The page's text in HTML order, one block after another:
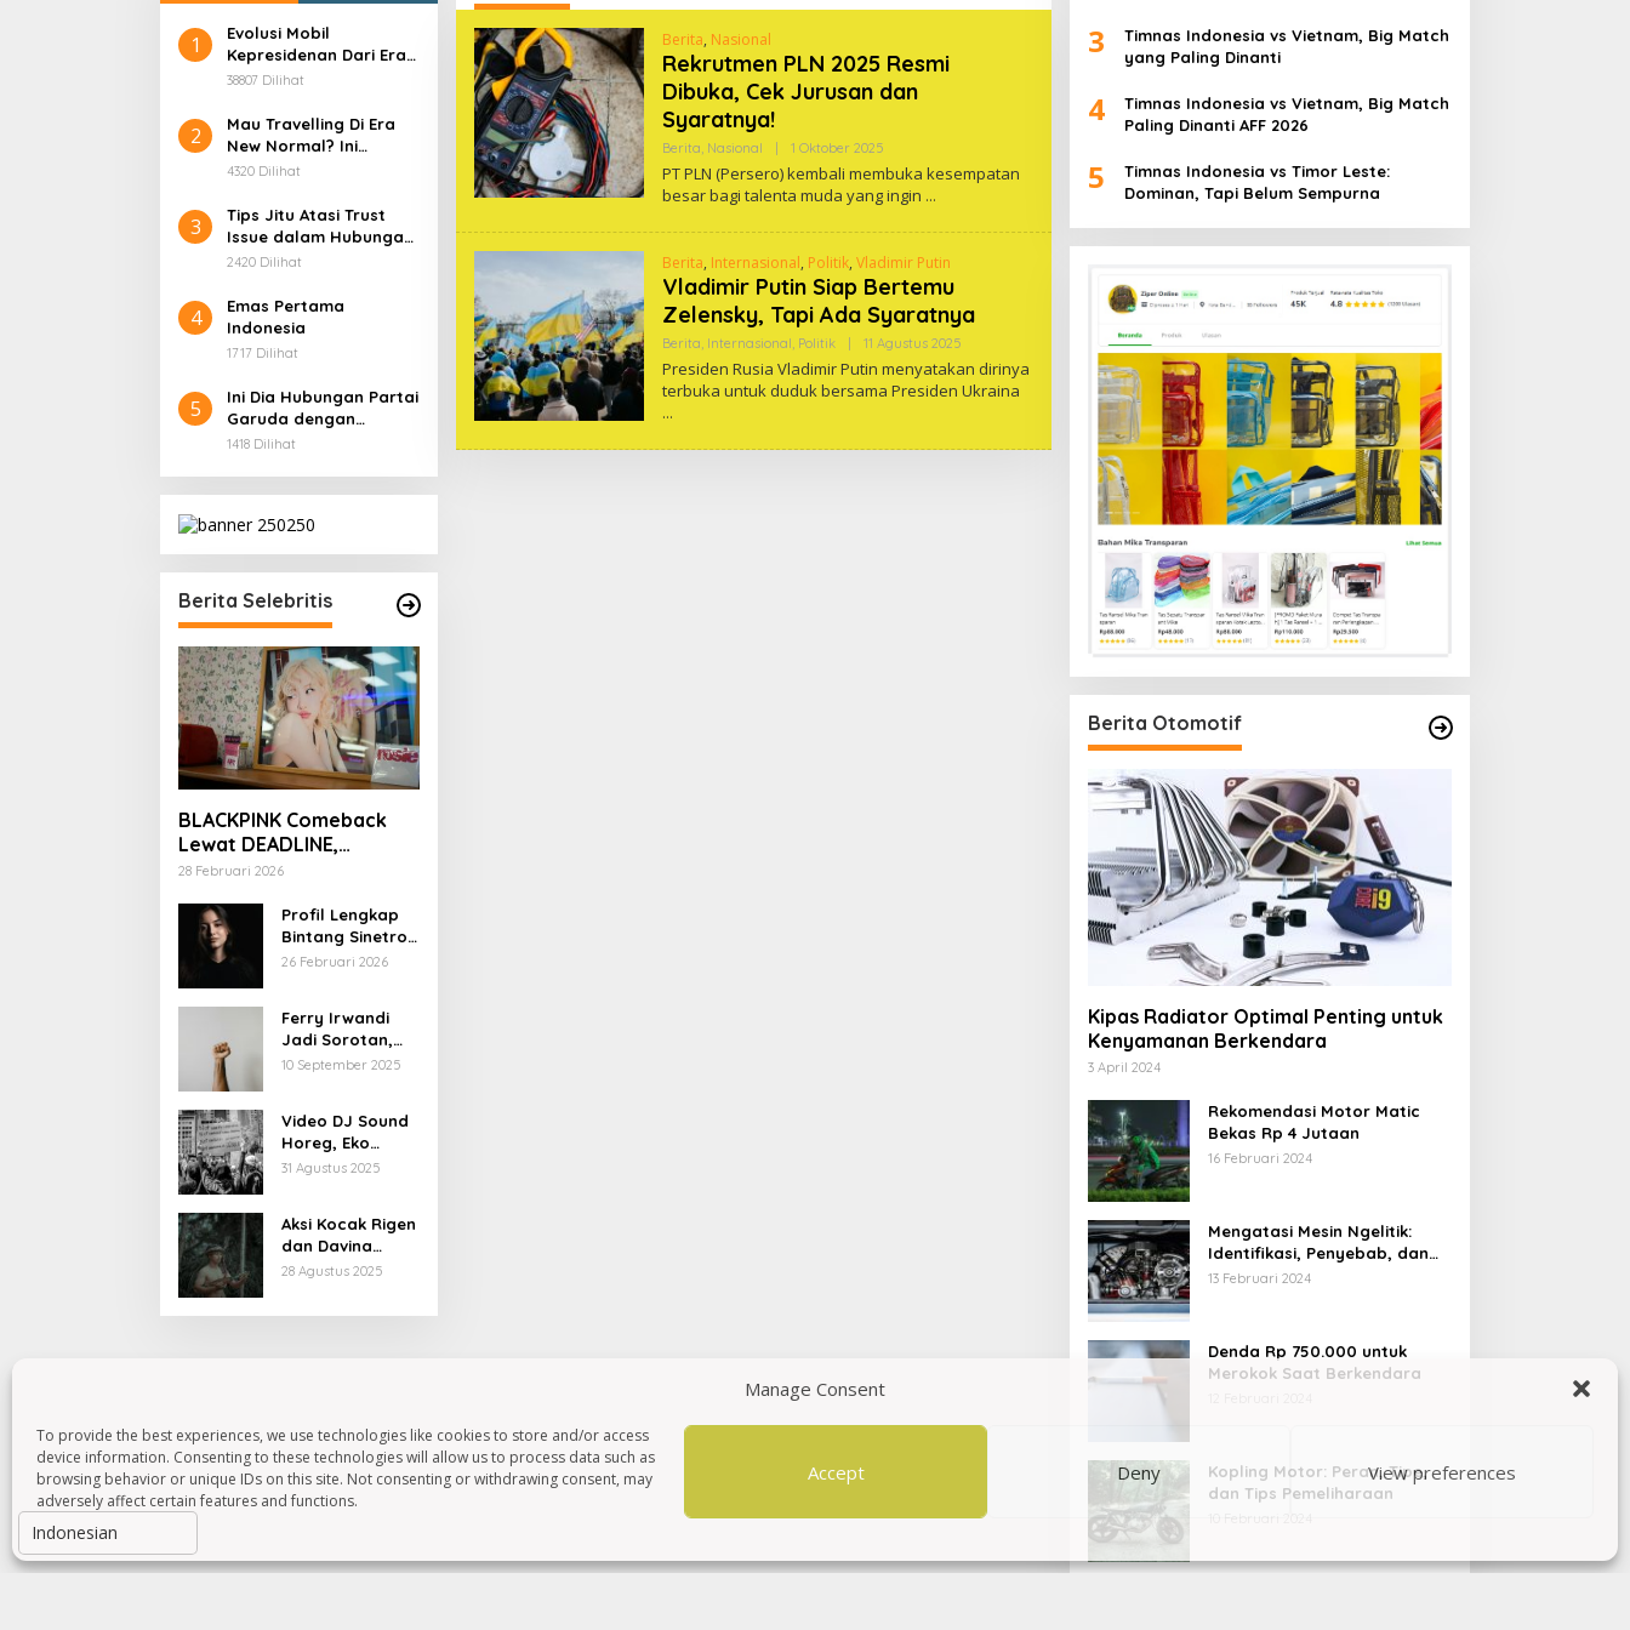
Manage Consent
To provide the best experiences, we use technologies like cookies to store and/or access
device information. Consenting to these technologies will allow us to process data such as
browsing behavior or unique IDs on this site. Not consenting or withdrawing consent, may
adversely affect certain features and functions.
Accept Deny View preferences
1
Evolusi Mobil
Kepresidenan Dari Era
Soekarno
38807 Dilihat
2
Mau Travelling Di Era
New Normal? Ini
Beberapa Hal Yang
Persiapkan!
4320 Dilihat
3
Tips Jitu Atasi Trust
Issue dalam Hubungan,
Dijamin Ampuh!
2420 Dilihat
4
Emas Pertama
Indonesia
1717 Dilihat
5
Ini Dia Hubungan Partai
Garuda dengan
Gerindra
1418 Dilihat
Berita Selebritis
BLACKPINK Comeback
Lewat DEADLINE,
YouTube Tembus 100
28 Februari 2026
Profil Lengkap
Bintang Sinetron
Mencintai Ipar
26 Februari 2026
Ferry Irwandi
Jadi Sorotan,
Begini Latar
10 September 2025
Video DJ Sound
Horeg, Eko
Patrio Buka
31 Agustus 2025
Aksi Kocak Rigen
dan Davina
Karamoy di Film
28 Agustus 2025
Berita, Nasional
Rekrutmen PLN 2025 Resmi
Dibuka, Cek Jurusan dan
Syaratnya!
Berita Nasional | 1 Oktober 2025Oleh
PT PLN (Persero) kembali membuka kesempatan
besar bagi talenta muda yang ingin
Berita, Internasional, Politik, Vladimir Putin
Vladimir Putin Siap Bertemu
Zelensky, Tapi Ada Syaratnya
Berita Internasional Politik | 11 Agustus 2025Oleh
Presiden Rusia Vladimir Putin menyatakan dirinya
terbuka untuk duduk bersama Presiden Ukraina
3
Timnas Indonesia vs Vietnam, Big Match
yang Paling Dinanti
4
Timnas Indonesia vs Vietnam, Big Match
Paling Dinanti AFF 2026
5
Timnas Indonesia vs Timor Leste:
Dominan, Tapi Belum Sempurna
Berita Otomotif
Kipas Radiator Optimal Penting untuk
Kenyamanan Berkendara
3 April 2024
Rekomendasi Motor Matic
Bekas Rp 4 Jutaan
16 Februari 2024
Mengatasi Mesin Ngelitik:
Identifikasi, Penyebab, dan
Solusi
13 Februari 2024
Denda Rp 750.000 untuk
Merokok Saat Berkendara
Kopling Motor: Peran, Tipe,
dan Tips Pemeliharaan
10 Februari 2024